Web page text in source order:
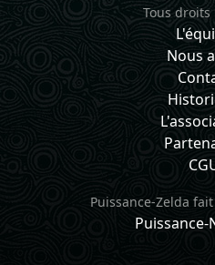
Tous droits
Nous
Puissance-Zelda